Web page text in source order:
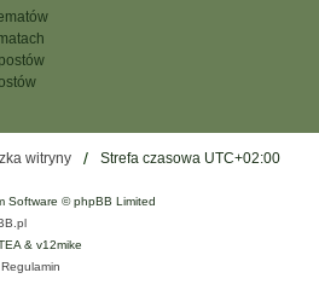
witryny Strefa czasowa UTC+02:00
Software © phpBB Limited
& v12mike
Regulamin